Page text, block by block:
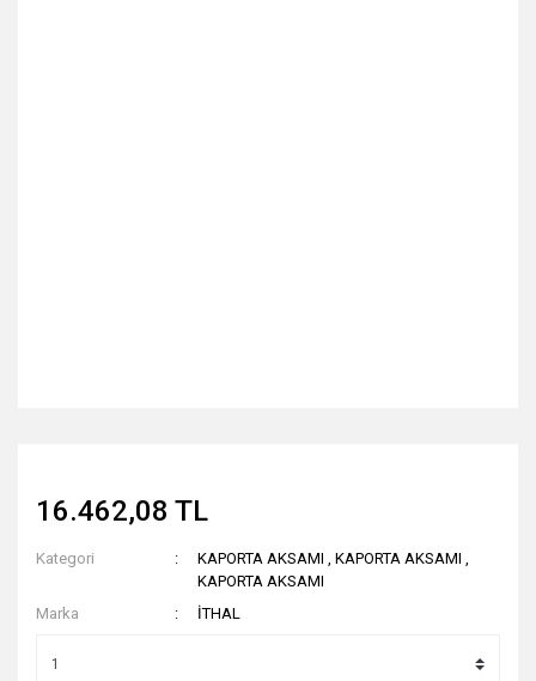
16.462,08 TL
Kategori KAPORTA AKSAMI ,KAPORTA AKSAMI ,
KAPORTA AKSAMI
Marka
İTHAL